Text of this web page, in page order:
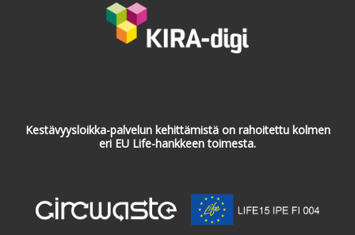
Kestävyysloikka-palvelun kehittämistä on rahoitettu kolmen
eri EU Life-hankkeen toimesta.